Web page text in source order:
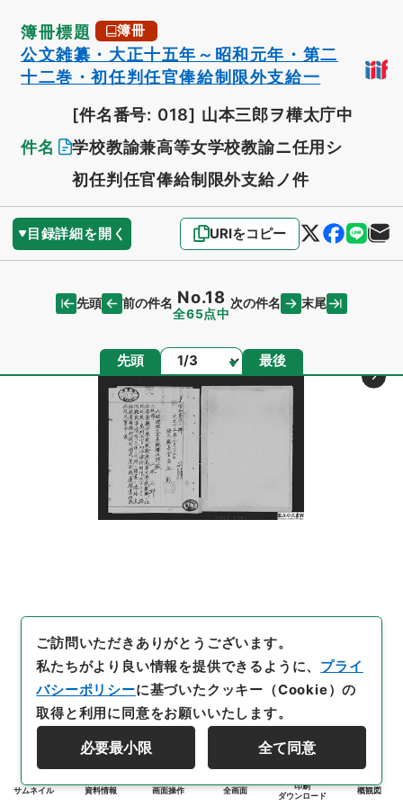
簿冊標題 簿冊
公文雑纂・大正十五年～昭和元年・第二
十二巻・初任判任官俸給制限外支給一
件名
[件名番号: 018] 山本三郎ヲ樺太庁中
学校教諭兼高等女学校教諭ニ任用シ
初任判任官俸給制限外支給ノ件
目録詳細を開く URIをコピー
先頭 前の件名 No.18
全65点中
次の件名 末尾
先頭 ページ 最後
サムネイル 資料情報 画面操作 全画面
印刷
ダウンロード
概観図
ご訪問いただきありがとうございます。
私たちがより良い情報を提供できるように、 プライ
バシーポリシーに基づいたクッキー（Cookie）の
取得と利用に同意をお願いいたします。
必要最小限 全て同意